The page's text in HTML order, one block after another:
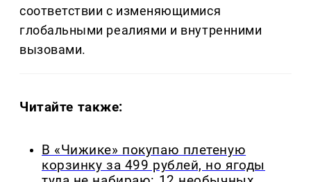
соответствии с изменяющимися
глобальными реалиями и внутренними
вызовами.
Читайте также:
В «Чижике» покупаю плетеную
корзинку за 499 рублей, но ягоды